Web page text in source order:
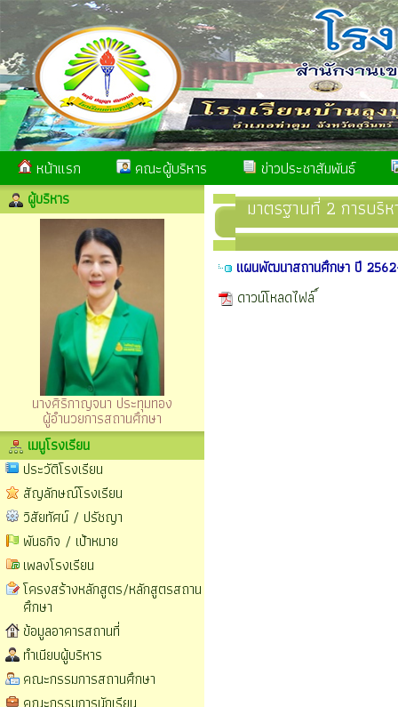
หน้าแรก คณะผู้บริหาร ข่าวประชาสัมพันธ์
ผู้บริหาร
นางศิริกาญจนา ประทุมทอง
ผู้อำนวยการสถานศึกษา
เมนูโรงเรียน
ประวัติโรงเรียน
สัญลักษณ์โรงเรียน
วิสัยทัศน์ / ปรัชญา
พันธกิจ / เป้าหมาย
เพลงโรงเรียน
โครงสร้างหลักสูตร/หลักสูตรสถาน
ศึกษา
ข้อมูลอาคารสถานที่
ทำเนียบผู้บริหาร
คณะกรรมการสถานศึกษา
มาตรฐานที่ 2 การบริ
แผนพัฒนาสถานศึกษา ปี
ดาวน์โหลดไฟล์